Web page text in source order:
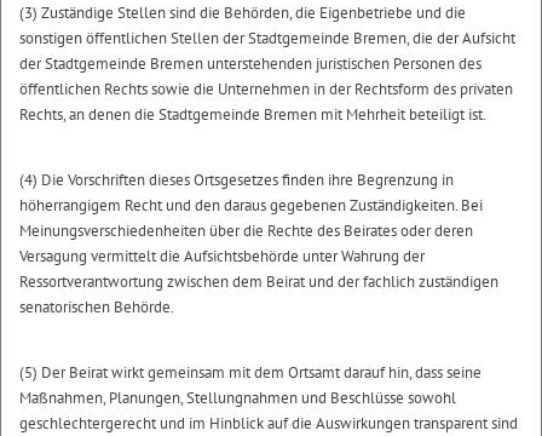
(3) Zuständige Stellen sind die Behörden, die Eigenbetriebe und die
sonstigen öffentlichen Stellen der Stadtgemeinde Bremen, die der Aufsicht
der Stadtgemeinde Bremen unterstehenden juristischen Personen des
öffentlichen Rechts sowie die Unternehmen in der Rechtsform des privaten
Rechts, an denen die Stadtgemeinde Bremen mit Mehrheit beteiligt ist.
(4) Die Vorschriften dieses Ortsgesetzes finden ihre Begrenzung in
höherrangigem Recht und den daraus gegebenen Zuständigkeiten. Bei
Meinungsverschiedenheiten über die Rechte des Beirates oder deren
Versagung vermittelt die Aufsichtsbehörde unter Wahrung der
Ressortverantwortung zwischen dem Beirat und der fachlich zuständigen
senatorischen Behörde.
(5) Der Beirat wirkt gemeinsam mit dem Ortsamt darauf hin, dass seine
Maßnahmen, Planungen, Stellungnahmen und Beschlüsse sowohl
geschlechtergerecht und im Hinblick auf die Auswirkungen transparent sind